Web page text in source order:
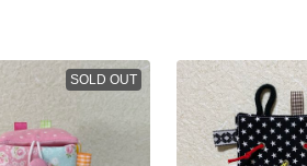
SOLD OUT